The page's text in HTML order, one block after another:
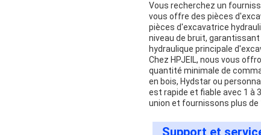
Vous recherchez un
vous offre des pièces
pièces d'excavatrice
niveau de bruit,
hydraulique principale
Chez HPJEIL, nous vous
quantité minimale de
en bois, Hydstar ou
est rapide et fiable avec 1 à
union et fournissons plus de